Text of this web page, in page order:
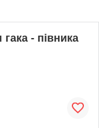
- півника